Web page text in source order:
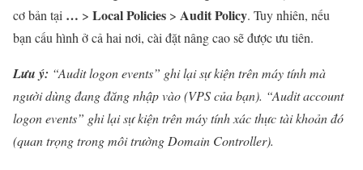
cơ bản tại … > Local Policies > Audit Policy. Tuy nhiên, nếu
bạn cấu hình ở cả hai nơi, cài đặt nâng cao sẽ được ưu tiên.
Lưu ý: “Audit logon events” ghi lại sự kiện trên máy tính mà
người dùng đang đăng nhập vào (VPS của bạn). “Audit account
logon events” ghi lại sự kiện trên máy tính xác thực tài khoản đó
(quan trọng trong môi trường Domain Controller).